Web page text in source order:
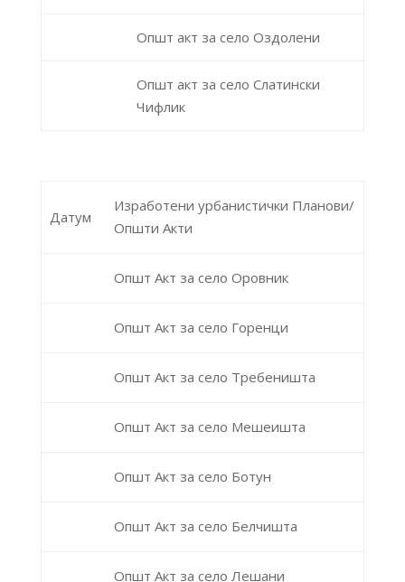
Општ акт за село Оздолени
Општ акт за село Слатински
Чифлик
Датум
Изработени урбанистички Планови/
Општи Акти
Општ Акт за село Оровник
Општ Акт за село Горенци
Општ Акт за село Требеништа
Општ Акт за село Мешеишта
Општ Акт за село Ботун
Општ Акт за село Белчишта
Општ Акт за село Лешани